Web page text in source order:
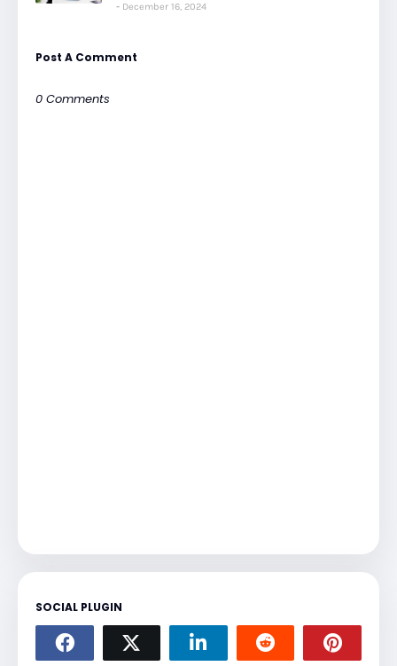
December 16, 2024
Post A Comment
0 Comments
SOCIAL PLUGIN